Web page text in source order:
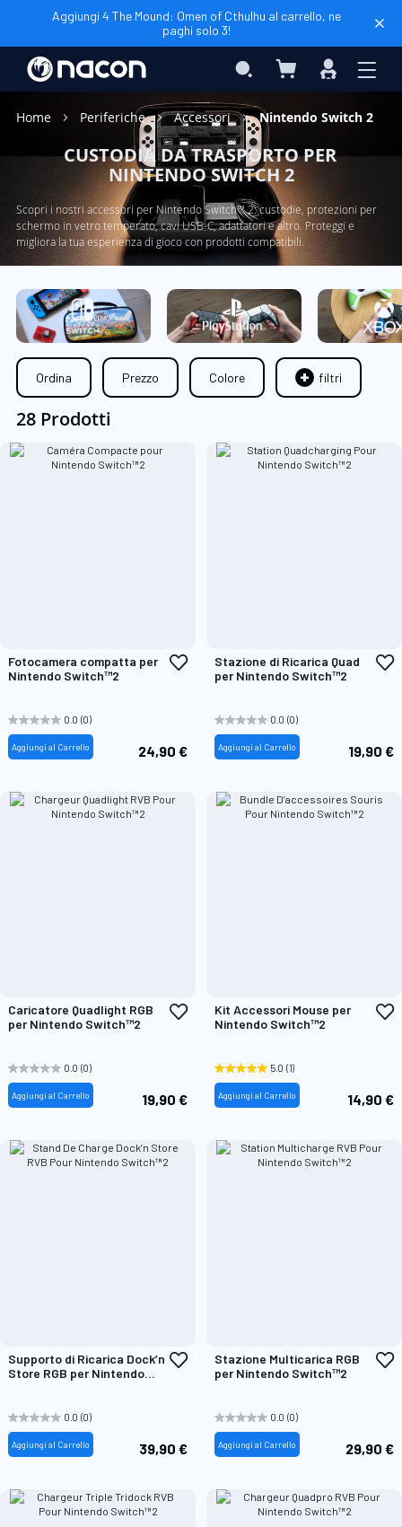
Aggiungi 4 The Mound: Omen of Cthulhu al carrello, ne
paghi solo 3!
Search Carrello Accedi
Home Periferiche Accessori Nintendo Switch 2
CUSTODIA DA TRASPORTO PER
NINTENDO SWITCH 2
Scopri i nostri accessori per Nintendo Switch™ 2: custodie, protezioni per
schermo in vetro temperato, cavi USB-C, adattatori e altro. Proteggi e
migliora la tua esperienza di gioco con prodotti compatibili.
Ordina Prezzo Colore filtri
28 Prodotti
Fotocamera compatta per
Nintendo Switch™2
Aggiungi
0.0 (0)
24,90 €
Aggiungi al Carrello
Stazione di Ricarica Quad
per Nintendo Switch™2
0.0 (0)
19,90 €
Aggiungi al Carrello
Caricatore Quadlight RGB
per Nintendo Switch™2
Aggiungi
0.0 (0)
19,90 €
Aggiungi al Carrello
Kit Accessori Mouse per
Nintendo Switch™2
5.0 (1)
14,90 €
Aggiungi al Carrello
Supporto di Ricarica Dock’n
Store RGB per Nintendo
Aggiungi
0.0 (0)
39,90 €
Aggiungi al Carrello
Stazione Multicarica RGB
per Nintendo Switch™2
0.0 (0)
29,90 €
Aggiungi al Carrello